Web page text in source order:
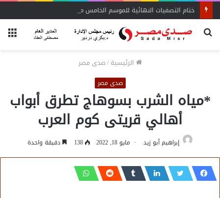
بحث
الرئيسية/صدى مصر
صدى مصر
*مياه الشرب بسوهاج تطرق أبواب
أهالي قريتى كوم العرب
إبراهيم أبو زيد مايو 18, 2022 138 دقيقة واحدة